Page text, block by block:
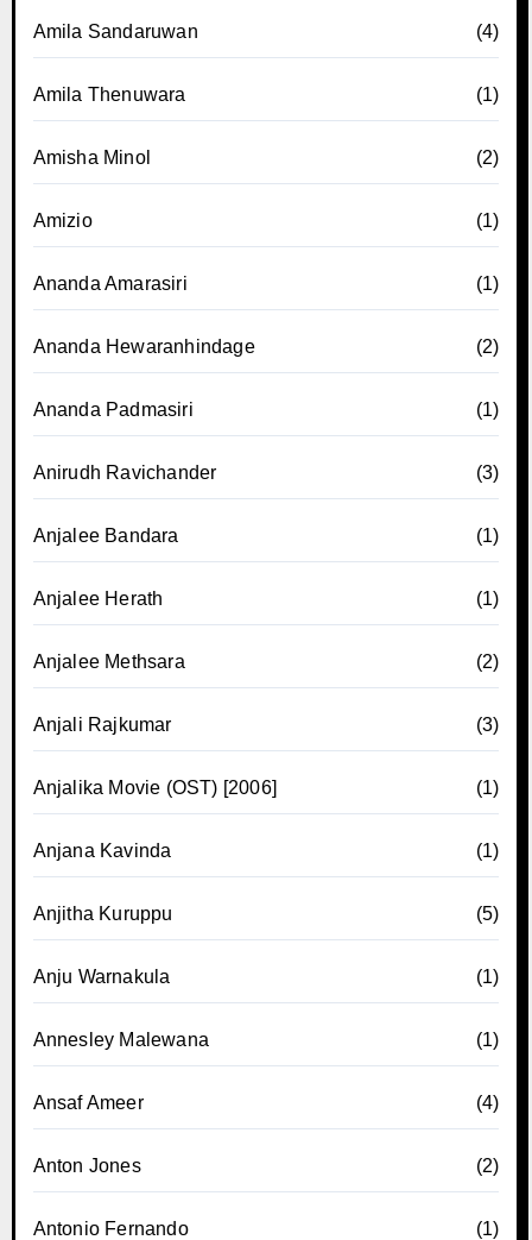
Amila Sandaruwan (4)
Amila Thenuwara (1)
Amisha Minol (2)
Amizio (1)
Ananda Amarasiri (1)
Ananda Hewaranhindage (2)
Ananda Padmasiri (1)
Anirudh Ravichander (3)
Anjalee Bandara (1)
Anjalee Herath (1)
Anjalee Methsara (2)
Anjali Rajkumar (3)
Anjalika Movie (OST) [2006] (1)
Anjana Kavinda (1)
Anjitha Kuruppu (5)
Anju Warnakula (1)
Annesley Malewana (1)
Ansaf Ameer (4)
Anton Jones (2)
Antonio Fernando (1)